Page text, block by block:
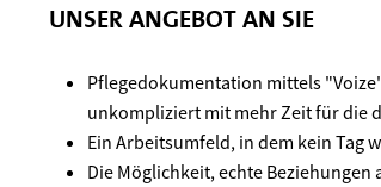
UNSER ANGEBOT AN SIE
Pflegedokumentation mittels
unkompliziert mit mehr Zeit für die
Ein Arbeitsumfeld, in dem kein Tag
Die Möglichkeit, echte